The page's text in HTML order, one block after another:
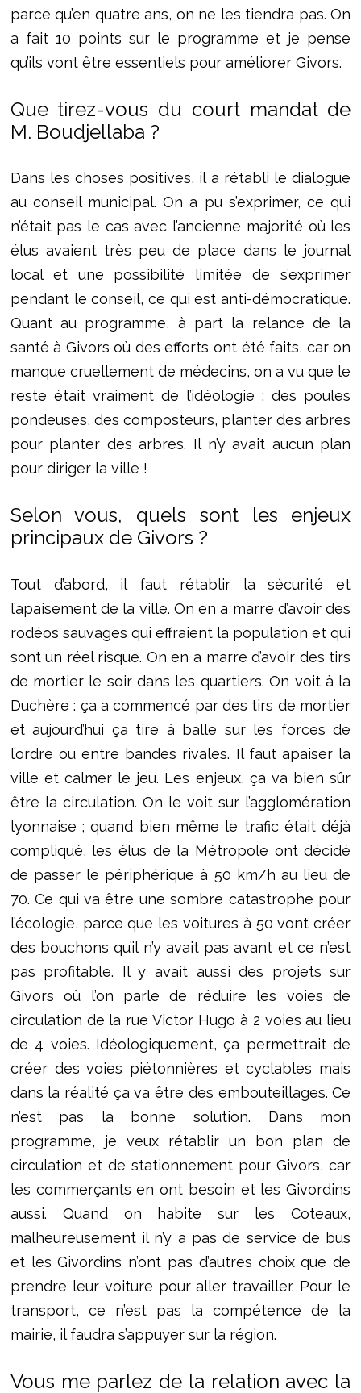
parce qu’en quatre ans, on ne les tiendra pas. On
a fait 10 points sur le programme et je pense
qu’ils vont être essentiels pour améliorer Givors.
Que tirez-vous du court mandat de
M. Boudjellaba ?
Dans les choses positives, il a rétabli le dialogue
au conseil municipal. On a pu s’exprimer, ce qui
n’était pas le cas avec l’ancienne majorité où les
élus avaient très peu de place dans le journal
local et une possibilité limitée de s’exprimer
pendant le conseil, ce qui est anti-démocratique.
Quant au programme, à part la relance de la
santé à Givors où des efforts ont été faits, car on
manque cruellement de médecins, on a vu que le
reste était vraiment de l’idéologie : des poules
pondeuses, des composteurs, planter des arbres
pour planter des arbres. Il n’y avait aucun plan
pour diriger la ville !
Selon vous, quels sont les enjeux
principaux de Givors ?
Tout d’abord, il faut rétablir la sécurité et
l’apaisement de la ville. On en a marre d’avoir des
rodéos sauvages qui effraient la population et qui
sont un réel risque. On en a marre d’avoir des tirs
de mortier le soir dans les quartiers. On voit à la
Duchère : ça a commencé par des tirs de mortier
et aujourd’hui ça tire à balle sur les forces de
l’ordre ou entre bandes rivales. Il faut apaiser la
ville et calmer le jeu. Les enjeux, ça va bien sûr
être la circulation. On le voit sur l’agglomération
lyonnaise ; quand bien même le trafic était déjà
compliqué, les élus de la Métropole ont décidé
de passer le périphérique à 50 km/h au lieu de
70. Ce qui va être une sombre catastrophe pour
l’écologie, parce que les voitures à 50 vont créer
des bouchons qu’il n’y avait pas avant et ce n’est
pas profitable. Il y avait aussi des projets sur
Givors où l’on parle de réduire les voies de
circulation de la rue Victor Hugo à 2 voies au lieu
de 4 voies. Idéologiquement, ça permettrait de
créer des voies piétonnières et cyclables mais
dans la réalité ça va être des embouteillages. Ce
n’est pas la bonne solution. Dans mon
programme, je veux rétablir un bon plan de
circulation et de stationnement pour Givors, car
les commerçants en ont besoin et les Givordins
aussi. Quand on habite sur les Coteaux,
malheureusement il n’y a pas de service de bus
et les Givordins n’ont pas d’autres choix que de
prendre leur voiture pour aller travailler. Pour le
transport, ce n’est pas la compétence de la
mairie, il faudra s’appuyer sur la région.
Vous me parlez de la relation avec la